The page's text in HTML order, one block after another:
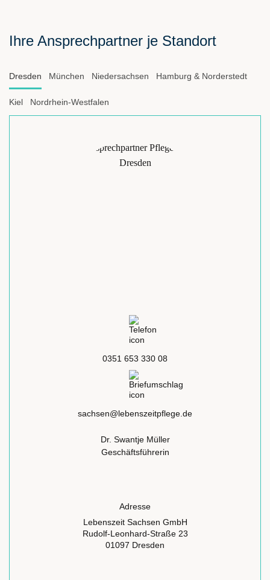
Ihre Ansprechpartner je Standort
Dresden München Niedersachsen Hamburg & Norderstedt
Kiel Nordrhein-Westfalen
0351 653 330 08
sachsen@lebenszeitpflege.de
Dr. Swantje Müller
Geschäftsführerin
Adresse
Lebenszeit Sachsen GmbH
Rudolf-Leonhard-Straße 23
01097 Dresden